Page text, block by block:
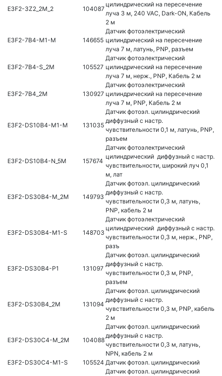
E3F2-3Z2_2M_2 104087
цилиндрический на пересечение
луча 3 м, 240 VAC, Dark-ON, Кабель
2 м
E3F2-7B4-M1-M 146655
Датчик фотоэлектрический
цилиндрический на пересечение
луча 7 м, латунь, PNP, разъем
E3F2-7B4-S_2M 105527
Датчик фотоэлектрический
цилиндрический на пересечение
луча 7 м, нерж., PNP, Кабель 2 м
E3F2-7B4_2M 130927
Датчик фотоэлектрический
цилиндрический на пересечение
луча 7 м, PNP, Кабель 2 м
E3F2-DS10B4-M1-M 131035
Датчик фотоэл. цилиндрический
диффузный с настр.
чувствительности 0,1 м, латунь, PNP,
разъем
E3F2-DS10B4-N_5M 157674
Датчик фотоэлектрический
цилиндрический диффузный с настр.
чувствительности, широкий луч 0,1
м, лат
E3F2-DS30B4-M_2M 149793
Датчик фотоэл. цилиндрический
диффузный с настр.
чувствительности 0,3 м, латунь,
PNP, кабель 2 м
E3F2-DS30B4-M1-S 148703
Датчик фотоэлектрический
цилиндрический диффузный с настр.
чувствительности 0,3 м, нерж., PNP,
разъ
E3F2-DS30B4-P1 131097
Датчик фотоэл. цилиндрический
диффузный с настр.
чувствительности 0,3 м, PNP,
разъем
E3F2-DS30B4_2M 131094
Датчик фотоэл. цилиндрический
диффузный с настр.
чувствительности 0,3 м, PNP, кабель
2 м
E3F2-DS30C4-M_2M 104088
Датчик фотоэл. цилиндрический
диффузный с настр.
чувствительности 0,3 м, латунь,
NPN, кабель 2 м
E3F2-DS30C4-M1-S
105524 Датчик фотоэл. цилиндрический
Датчик фотоэл. цилиндрический